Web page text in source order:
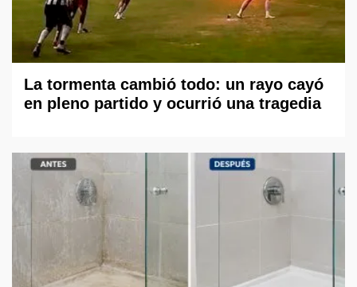
La tormenta cambió todo: un rayo cayó
en pleno partido y ocurrió una tragedia